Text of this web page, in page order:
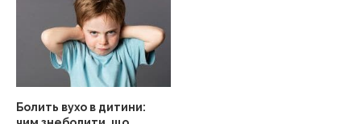
Болить вухо в дитини: